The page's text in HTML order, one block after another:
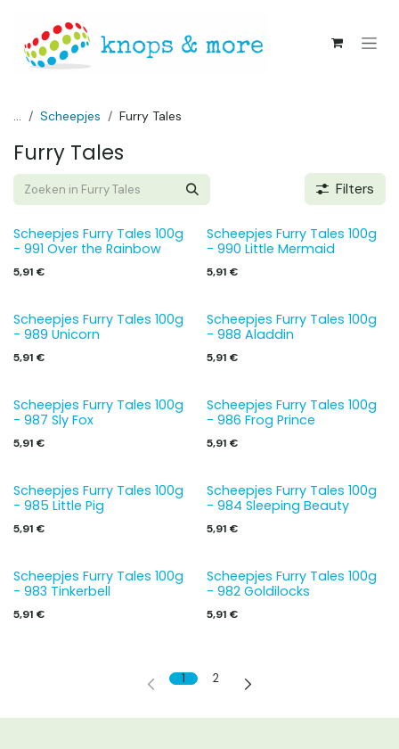
... Scheepjes Furry Tales
Furry Tales
Filters
Scheepjes Furry Tales 100g
- 991 Over the Rainbow
5,91 €
Scheepjes Furry Tales 100g
- 990 Little Mermaid
5,91 €
Scheepjes Furry Tales 100g
- 989 Unicorn
5,91 €
Scheepjes Furry Tales 100g
- 988 Aladdin
5,91 €
Scheepjes Furry Tales 100g
- 987 Sly Fox
5,91 €
Scheepjes Furry Tales 100g
- 986 Frog Prince
5,91 €
Scheepjes Furry Tales 100g
- 985 Little Pig
5,91 €
Scheepjes Furry Tales 100g
- 984 Sleeping Beauty
5,91 €
Scheepjes Furry Tales 100g
- 983 Tinkerbell
5,91 €
Scheepjes Furry Tales 100g
- 982 Goldilocks
5,91 €
1 2